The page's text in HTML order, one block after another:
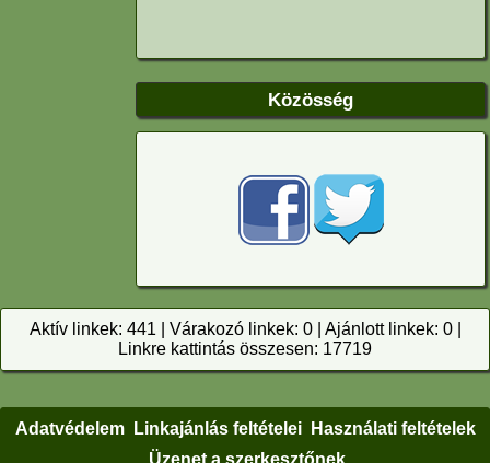
Közösség
Aktív linkek: 441 | Várakozó linkek: 0 | Ajánlott linkek: 0 |
Linkre kattintás összesen: 17719
Adatvédelem Linkajánlás feltételei
Használati feltételek
Üzenet a szerkesztőnek